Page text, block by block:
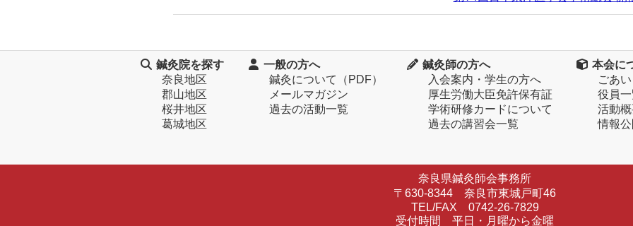
鍼灸院を探す
奈良地区
郡山地区
桜井地区
葛城地区
一般の方へ
鍼灸について（PDF）
メールマガジン
過去の活動一覧
鍼灸師の方へ
入会案内・学生の方へ
厚生労働大臣免許保有証
学術研修カードについて
過去の講習会一覧
本会に
ごあ
役員
活動
情報公
奈良県鍼灸師会事務所
〒630-8344 奈良市東城戸町46
TEL/FAX 0742-26-7829
受付時間 平日・月曜から金曜